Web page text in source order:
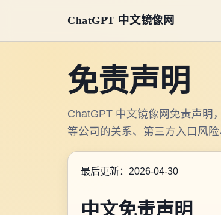
ChatGPT 中文镜像网
免责声明
ChatGPT 中文镜像网免责声明
等公司的关系、第三方入口风
最后更新：2026-04-30
中文免责声明